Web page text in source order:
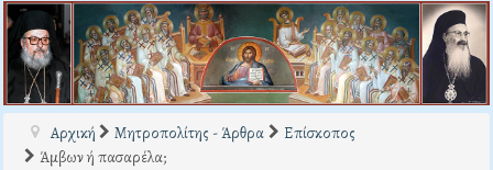
Αρχική Μητροπολίτης - Άρθρα
Επίσκοπος
Άμβων ή πασαρέλα;